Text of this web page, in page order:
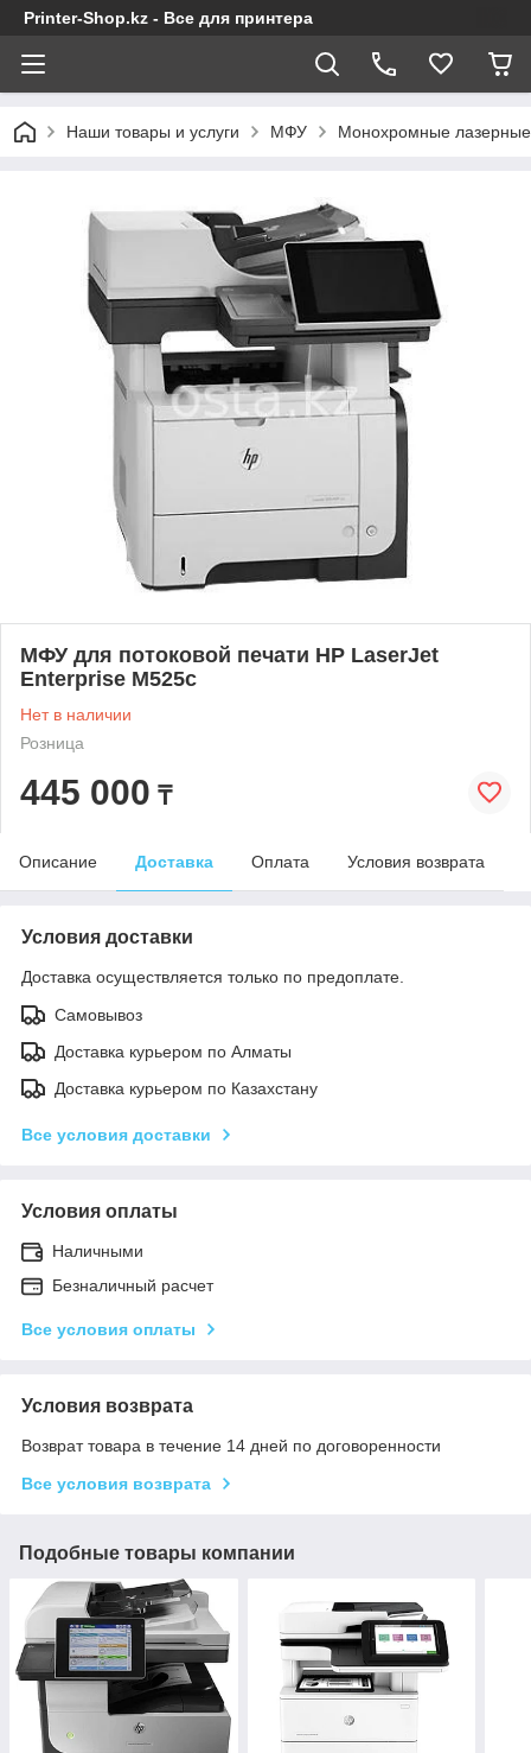
Printer-Shop.kz - Все для принтера
Наши товары и услуги МФУ Монохромные
МФУ для потоковой печати HP LaserJet
Enterprise M525c
Нет в наличии
Розница
445 000 ₸
Описание Доставка Оплата Условия возврата
Условия доставки
Доставка осуществляется только по предоплате.
Самовывоз
Доставка курьером по Алматы
Доставка курьером по Казахстану
Все условия доставки
Условия оплаты
Наличными
Безналичный расчет
Все условия оплаты
Условия возврата
Возврат товара в течение 14 дней по договоренности
Все условия возврата
Подобные товары компании